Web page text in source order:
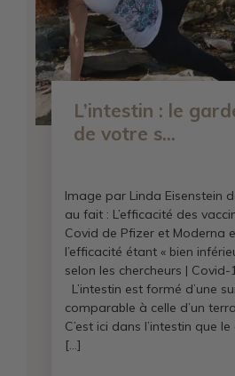
L’intestin : le
de votre s...
Image par Linda Eisenstein
au fait : L’efficacité des
Covid de Pfizer et Moderna
l’efficacité étant « bien
selon les chercheurs | Covid-
L’intestin est formé d’une
comparable à celle d’un
C’est ici dans l’intestin que
[…]